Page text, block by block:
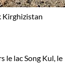
le lac Song Kul, le